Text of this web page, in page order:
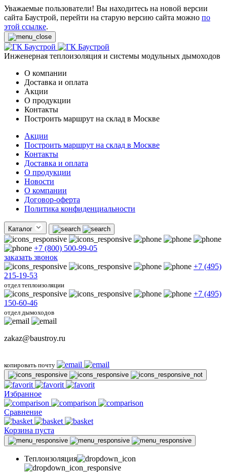
Уважаемые пользователи! Вы находитесь на новой версии
сайта Баустрой, перейти на старую версию сайта можно по
этой ссылке.
Инженерная теплоизоляция и системы модульных дымоходов
О компании
Доставка и оплата
Акции
О продукции
Контакты
Построить маршрут на склад в Москве
Акции
Построить маршрут на склад в Москве
Контакты
Доставка и оплата
О продукции
Новости
О компании
Договор-оферта
Политика конфиденциальности
Каталог
+7 (800) 500-99-05
заказать звонок
+7 (495)
215-19-53
отдел теплоизоляции
+7 (495)
150-60-46
отдел дымоходов
zakaz@baustroy.ru
копировать почту
Избранное
Сравнение
Корзина пуста
Теплоизоляция